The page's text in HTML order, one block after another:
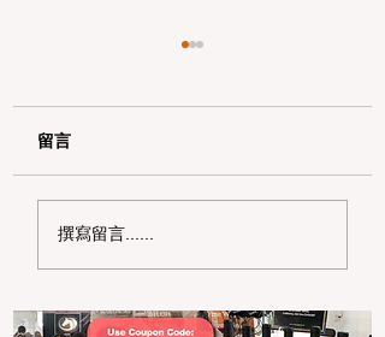
2026 湾区超市扫货宝
留言
撰寫留言......